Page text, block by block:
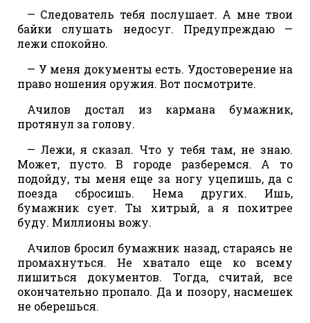
— Следователь тебя послушает. А мне твои
байки слушать недосуг. Предупреждаю —
лежи спокойно.
— У меня документы есть. Удостоверение на
право ношения оружия. Вот посмотрите.
Ачилов достал из кармана бумажник,
протянул за голову.
— Лежи, я сказал. Что у тебя там, не знаю.
Может, пусто. В городе разберемся. А то
подойду, ты меня еще за ногу уцепишь, да с
поезда сбросишь. Нема других. Ишь,
бумажник сует. Ты хитрый, а я похитрее
буду. Миллионы вожу.
Ачилов бросил бумажник назад, стараясь не
промахнуться. Не хватало еще ко всему
лишиться документов. Тогда, считай, все
окончательно пропало. Да и позору, насмешек
не оберешься.